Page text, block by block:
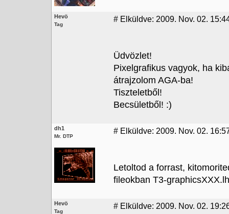
Hevö
Tag
# Elküldve: 2009. Nov. 02.
Üdvözlet!
Pixelgrafikus vagyok, ha
átrajzolom AGA-ba!
Tiszteletből!
Becsületből! :)
dh1
Mr. DTP
# Elküldve: 2009. Nov. 02.
Letoltod a forrast,
fileokban T3-
Hevö
Tag
# Elküldve: 2009. Nov. 02.